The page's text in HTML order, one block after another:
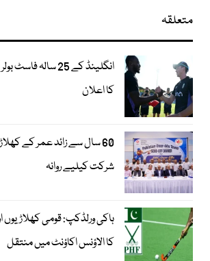
متعلقہ
انگلینڈ کے 25 سالہ
کا اعلان
60 سال سے زائد عمر کے
شرکت کیلیے روانہ
کا الاؤنس اکاؤنٹ میں منتقل